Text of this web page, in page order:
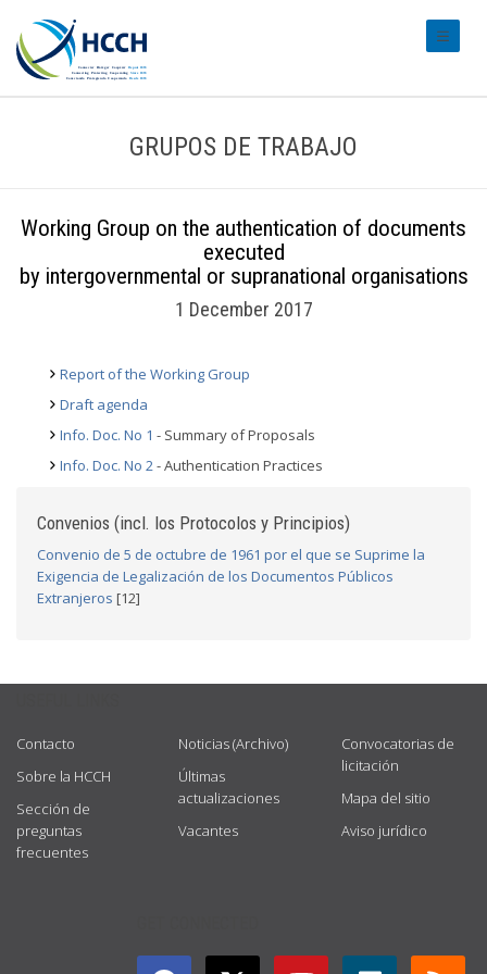
GRUPOS DE TRABAJO
Working Group on the authentication of documents
executed
by intergovernmental or supranational organisations
1 December 2017
Report of the Working Group
Draft agenda
Info. Doc. No 1 - Summary of Proposals
Info. Doc. No 2- Authentication Practices
Convenios (incl. los Protocolos y Principios)
Convenio de 5 de octubre de 1961 por el que se Suprime la
Exigencia de Legalización de los Documentos Públicos
Extranjeros [12]
Contacto
Sobre la HCCH
Sección de
preguntas
frecuentes
Noticias (Archivo)
Últimas
actualizaciones
Vacantes
Convocatorias de
licitación
Mapa del sitio
Aviso jurídico